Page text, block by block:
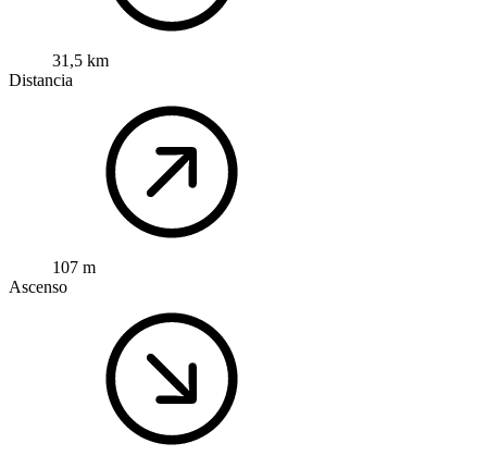
31,5 km
Distancia
107 m
Ascenso